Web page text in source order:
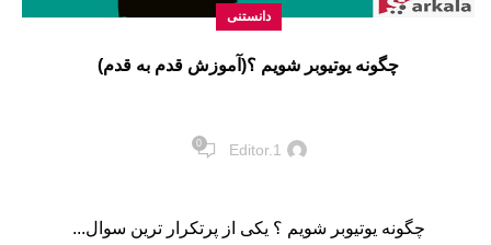
دانستنی
چگونه یوتیوبر شویم ؟(آموزش قدم به قدم)
Editor.1
0
چگونه یوتیوبر شویم ؟ یکی از پرتکرار ترین سوال...